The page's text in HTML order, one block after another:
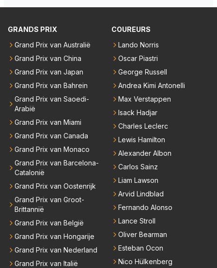
GRANDS PRIX
Grand Prix van Australië
Grand Prix van China
Grand Prix van Japan
Grand Prix van Bahrein
Grand Prix van Saoedi-
Arabië
Grand Prix van Miami
Grand Prix van Canada
Grand Prix van Monaco
Grand Prix van Barcelona-
Catalonië
Grand Prix van Oostenrijk
Grand Prix van Groot-
Brittannië
Grand Prix van België
Grand Prix van Hongarije
Grand Prix van Nederland
Grand Prix van Italië
COUREURS
Lando Norris
Oscar Piastri
George Russell
Andrea Kimi Antonelli
Max Verstappen
Isack Hadjar
Charles Leclerc
Lewis Hamilton
Alexander Albon
Carlos Sainz
Liam Lawson
Arvid Lindblad
Fernando Alonso
Lance Stroll
Oliver Bearman
Esteban Ocon
Nico Hülkenberg